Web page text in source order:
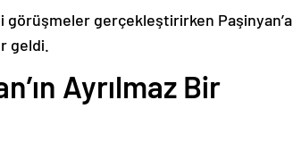
gerçekleştirirken Paşinyan’a
geldi.
Ayrılmaz Bir